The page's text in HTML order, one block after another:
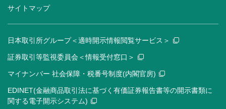
サイトマップ
日本取引所グループ＜適時開示情報閲覧サービス＞
証券取引等監視委員会＜情報受付窓口＞
マイナンバー 社会保障・税番号制度(内閣官房)
EDINET(金融商品取引法に基づく有価証券報告書等の開示書類に
関する電子開示システム)